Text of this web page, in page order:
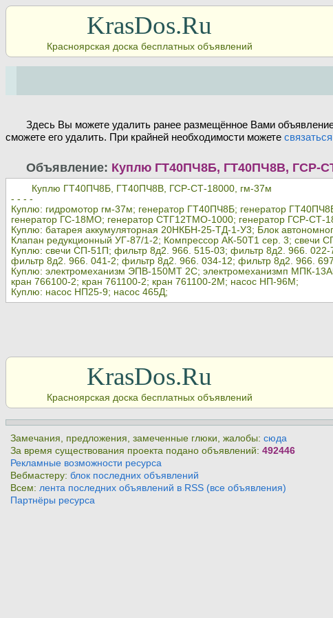
KrasDos.Ru
Красноярская доска бесплатных объявлений
Здесь Вы можете удалить ранее размещённое Вами
сможете его удалить. При крайней необходимости можете
Объявление: Куплю ГТ40ПЧ8Б, ГТ40ПЧ8В, ГСР-
Куплю ГТ40ПЧ8Б, ГТ40ПЧ8В, ГСР-СТ-18000, гм-37м
- - - -
Куплю: гидромотор гм-37м; генератор ГТ40ПЧ8Б; генератор
генератор ГС-18МО; генератор СТГ12ТМО-1000; генератор ГСР-СТ-
Куплю: батарея аккумуляторная 20НКБН-25-ТД-1-У3; Блок
Клапан редукционный УГ-87/1-2; Компрессор АК-50Т1 сер. 3; свечи
Куплю: свечи СП-51П; фильтр 8д2. 966. 515-03; фильтр 8д2. 966. 022-
фильтр 8д2. 966. 041-2; фильтр 8д2. 966. 034-12; фильтр 8д2. 966.
Куплю: электромеханизм ЭПВ-150МТ 2С; электромеханизмп МПК-
кран 766100-2; кран 761100-2; кран 761100-2М; насос НП-96М;
Куплю: насос НП25-9; насос 465Д;
KrasDos.Ru
Красноярская доска бесплатных объявлений
Замечания, предложения, замеченные глюки, жалобы: сюда
За время существования проекта подано объявлений: 492446
Рекламные возможности ресурса
Вебмастеру: блок последних объявлений
Всем: лента последних объявлений в RSS (все объявления)
Партнёры ресурса